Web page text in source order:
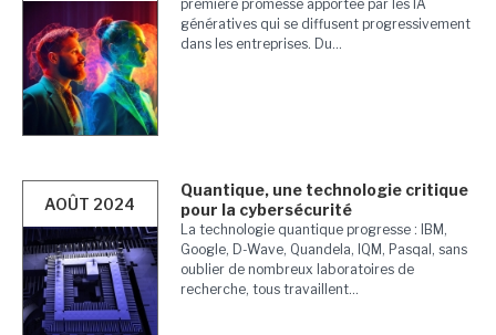
première promesse apportée par les IA
génératives qui se diffusent progressivement
dans les entreprises. Du...
AOÛT 2024
Quantique, une technologie critique
pour la cybersécurité
La technologie quantique progresse : IBM,
Google, D-Wave, Quandela, IQM, Pasqal, sans
oublier de nombreux laboratoires de
recherche, tous travaillent...